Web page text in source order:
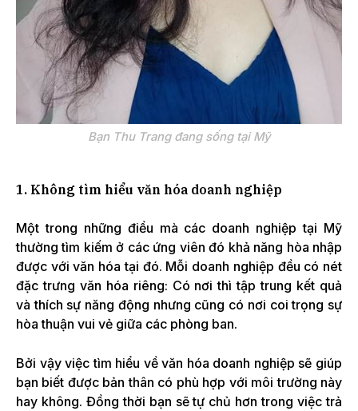
Bạn Thu Trang đang sống tại Mỹ
1. Không tìm hiểu văn hóa doanh nghiệp
Một trong những điều mà các doanh nghiệp tại Mỹ
thường tìm kiếm ở các ứng viên đó khả năng hòa nhập
được với văn hóa tại đó. Mỗi doanh nghiệp đều có nét
đặc trưng văn hóa riêng: Có nơi thì tập trung kết quả
và thích sự năng động nhưng cũng có nơi coi trọng sự
hòa thuận vui vẻ giữa các phòng ban.
Bởi vậy việc tìm hiểu về văn hóa doanh nghiệp sẽ giúp
bạn biết được bản thân có phù hợp với môi trường này
hay không. Đồng thời bạn sẽ tự chủ hơn trong việc trả